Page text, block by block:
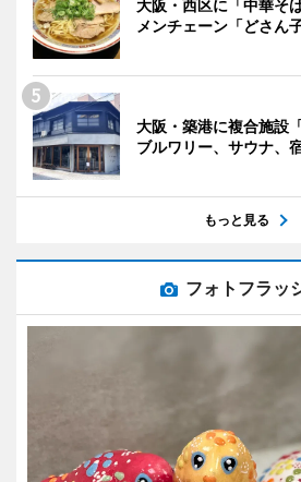
大阪・西区に「中華そ
メンチェーン「どさん
大阪・築港に複合施設
ブルワリー、サウナ、
もっと見る
フォトフラッ